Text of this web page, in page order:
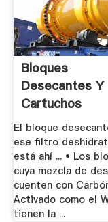
Bloques
Desecantes Y
Cartuchos
Filtrantes
El bloque
ese filtro
está ahí ... • Los
cuya mezcla de
cuenten con
Activado como el
tienen la ...